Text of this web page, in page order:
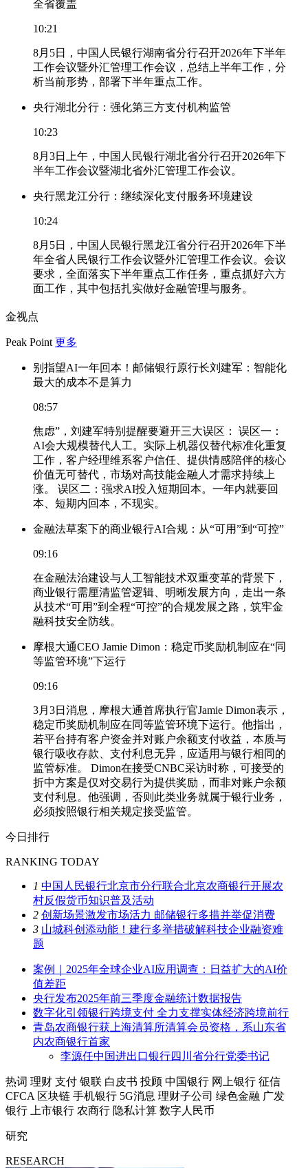
全省覆盖
10:21
8月5日，中国人民银行湖南省分行召开2026年下半年
工作会议暨外汇管理工作会议，总结上半年工作，分
析当前形势，部署下半年重点工作。
央行湖北分行：强化第三方支付机构监管
10:23
8月3日上午，中国人民银行湖北省分行召开2026年下
半年工作会议暨湖北省外汇管理工作会议。
央行黑龙江分行：继续深化支付服务环境建设
10:24
8月5日，中国人民银行黑龙江省分行召开2026年下半
年全省人民银行工作会议暨外汇管理工作会议。会议
要求，全面落实下半年重点工作任务，重点抓好六方
面工作，其中包括扎实做好金融管理与服务。
金视点
Peak Point 更多
别指望AI一年回本！邮储银行原行长刘建军：智能化
最大的成本不是算力
08:57
焦虑”，刘建军特别提醒要避开三大误区： 误区一：
AI会大规模替代人工。实际上机器仅替代标准化重复
工作，客户经理维系客户信任、提供情感陪伴的核心
价值无可替代，市场对高技能金融人才需求持续上
涨。 误区二：强求AI投入短期回本。一年内就要回
本、短期内回本，不现实。
金融法草案下的商业银行AI合规：从“可用”到“可控”
09:16
在金融法治建设与人工智能技术双重变革的背景下，
商业银行需厘清监管逻辑、明晰发展方向，走出一条
从技术“可用”到全程“可控”的合规发展之路，筑牢金
融科技安全防线。
摩根大通CEO Jamie Dimon：稳定币奖励机制应在“同
等监管环境”下运行
09:16
3月3日消息，摩根大通首席执行官Jamie Dimon表示，
稳定币奖励机制应在同等监管环境下运行。他指出，
若平台持有客户资金并对账户余额支付收益，本质与
银行吸收存款、支付利息无异，应适用与银行相同的
监管标准。 Dimon在接受CNBC采访时称，可接受的
折中方案是仅对交易行为提供奖励，而非对账户余额
支付利息。他强调，否则此类业务就属于银行业务，
必须按照银行相关规定接受监管。
今日排行
RANKING TODAY
1 中国人民银行北京市分行联合北京农商银行开展农
村反假货币知识普及活动
2 创新场景激发市场活力 邮储银行多措并举促消费
3 山城科创添动能！建行多举措破解科技企业融资难
题
案例｜2025年全球企业AI应用调查：日益扩大的AI价
值差距
央行发布2025年前三季度金融统计数据报告
数字化引领银行跨境支付 全力支撑实体经济跨境前行
青岛农商银行获上海清算所清算会员资格，系山东省
内农商银行首家
李源任中国进出口银行四川省分行党委书记
热词 理财 支付 银联 白皮书 投顾 中国银行 网上银行 征信
CFCA 区块链 手机银行 5G消息 理财子公司 绿色金融 广发
银行
上市银行 农商行 隐私计算 数字人民币
研究
RESEARCH